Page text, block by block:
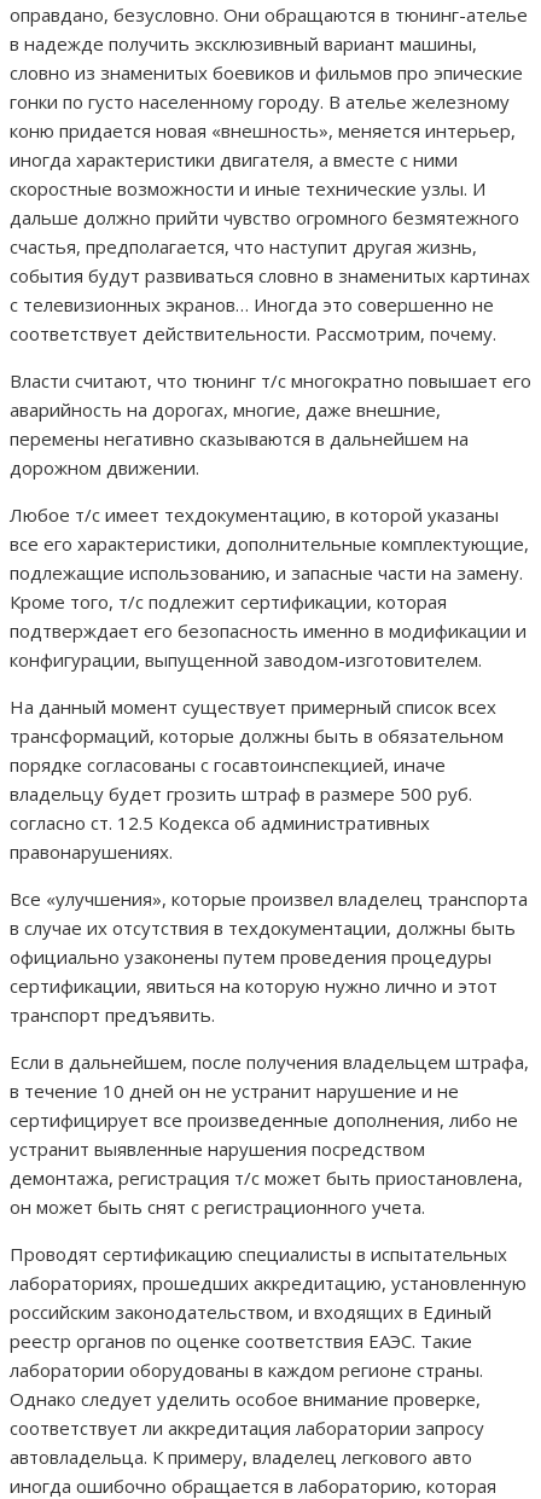
оправдано, безусловно. Они обращаются в тюнинг-ателье
в надежде получить эксклюзивный вариант машины,
словно из знаменитых боевиков и фильмов про эпические
гонки по густо населенному городу. В ателье железному
коню придается новая «внешность», меняется интерьер,
иногда характеристики двигателя, а вместе с ними
скоростные возможности и иные технические узлы. И
дальше должно прийти чувство огромного безмятежного
счастья, предполагается, что наступит другая жизнь,
события будут развиваться словно в знаменитых картинах
с телевизионных экранов… Иногда это совершенно не
соответствует действительности. Рассмотрим, почему.
Власти считают, что тюнинг т/с многократно повышает его
аварийность на дорогах, многие, даже внешние,
перемены негативно сказываются в дальнейшем на
дорожном движении.
Любое т/с имеет техдокументацию, в которой указаны
все его характеристики, дополнительные комплектующие,
подлежащие использованию, и запасные части на замену.
Кроме того, т/с подлежит сертификации, которая
подтверждает его безопасность именно в модификации и
конфигурации, выпущенной заводом-изготовителем.
На данный момент существует примерный список всех
трансформаций, которые должны быть в обязательном
порядке согласованы с госавтоинспекцией, иначе
владельцу будет грозить штраф в размере 500 руб.
согласно ст. 12.5 Кодекса об административных
правонарушениях.
Все «улучшения», которые произвел владелец транспорта
в случае их отсутствия в техдокументации, должны быть
официально узаконены путем проведения процедуры
сертификации, явиться на которую нужно лично и этот
транспорт предъявить.
Если в дальнейшем, после получения владельцем штрафа,
в течение 10 дней он не устранит нарушение и не
сертифицирует все произведенные дополнения, либо не
устранит выявленные нарушения посредством
демонтажа, регистрация т/с может быть приостановлена,
он может быть снят с регистрационного учета.
Проводят сертификацию специалисты в испытательных
лабораториях, прошедших аккредитацию, установленную
российским законодательством, и входящих в Единый
реестр органов по оценке соответствия ЕАЭС. Такие
лаборатории оборудованы в каждом регионе страны.
Однако следует уделить особое внимание проверке,
соответствует ли аккредитация лаборатории запросу
автовладельца. К примеру, владелец легкового авто
иногда ошибочно обращается в лабораторию, которая